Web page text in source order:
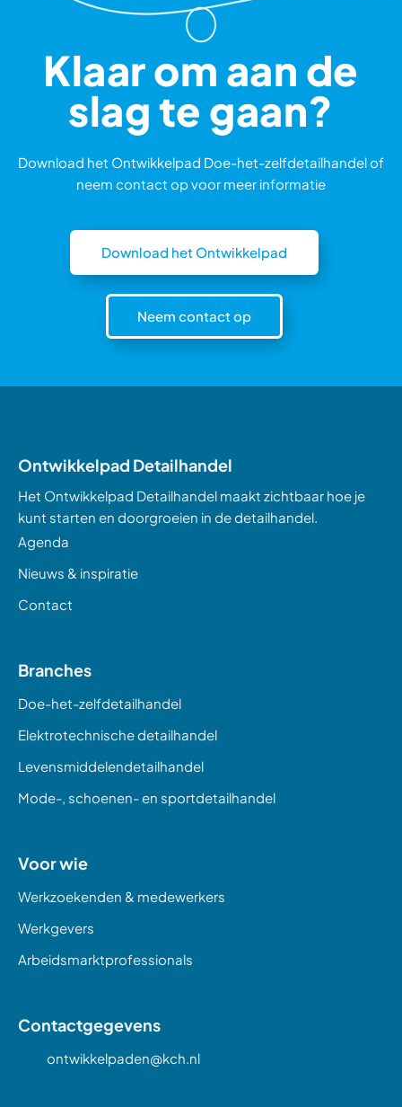
Klaar om aan de
slag te gaan?
Download het Ontwikkelpad Doe-het-zelfdetailhandel of
neem contact op voor meer informatie
Download het Ontwikkelpad
Neem contact op
Ontwikkelpad Detailhandel
Het Ontwikkelpad Detailhandel maakt zichtbaar hoe je
kunt starten en doorgroeien in de detailhandel.
Agenda
Nieuws & inspiratie
Contact
Branches
Doe-het-zelfdetailhandel
Elektrotechnische detailhandel
Levensmiddelendetailhandel
Mode-, schoenen- en sportdetailhandel
Voor wie
Werkzoekenden & medewerkers
Werkgevers
Arbeidsmarktprofessionals
Contactgegevens
ontwikkelpaden@kch.nl